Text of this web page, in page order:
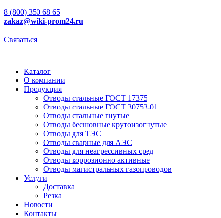
8 (800) 350 68 65
zakaz@wiki-prom24.ru
Связаться
Каталог
О компании
Продукция
Отводы стальные ГОСТ 17375
Отводы стальные ГОСТ 30753-01
Отводы стальные гнутые
Отводы бесшовные крутоизогнутые
Отводы для ТЭС
Отводы сварные для АЭС
Отводы для неагрессивных сред
Отводы коррозионно активные
Отводы магистральных газопроводов
Услуги
Доставка
Резка
Новости
Контакты